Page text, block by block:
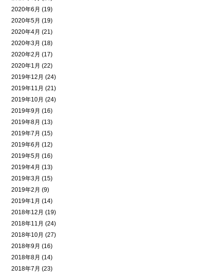
2020年6月 (19)
2020年5月 (19)
2020年4月 (21)
2020年3月 (18)
2020年2月 (17)
2020年1月 (22)
2019年12月 (24)
2019年11月 (21)
2019年10月 (24)
2019年9月 (16)
2019年8月 (13)
2019年7月 (15)
2019年6月 (12)
2019年5月 (16)
2019年4月 (13)
2019年3月 (15)
2019年2月 (9)
2019年1月 (14)
2018年12月 (19)
2018年11月 (24)
2018年10月 (27)
2018年9月 (16)
2018年8月 (14)
2018年7月 (23)